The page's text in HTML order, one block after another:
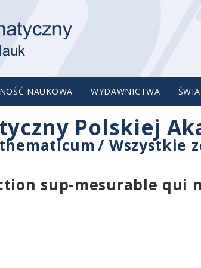
NAUKOWA WYDAWNICTWA
Polskiej
/ Wszystkie
sup-mesurable qui